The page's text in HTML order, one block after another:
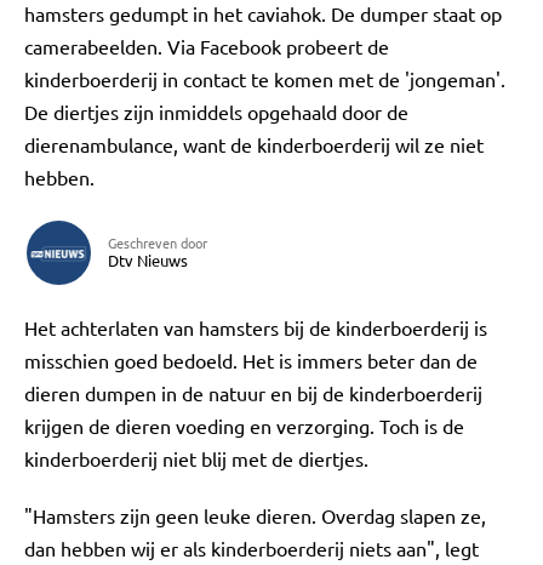
hamsters gedumpt in het caviahok. De dumper staat op
camerabeelden. Via Facebook probeert de
kinderboerderij in contact te komen met de 'jongeman'.
De diertjes zijn inmiddels opgehaald door de
dierenambulance, want de kinderboerderij wil ze niet
hebben.
Geschreven door
Dtv Nieuws
Het achterlaten van hamsters bij de kinderboerderij is
misschien goed bedoeld. Het is immers beter dan de
dieren dumpen in de natuur en bij de kinderboerderij
krijgen de dieren voeding en verzorging. Toch is de
kinderboerderij niet blij met de diertjes.
"Hamsters zijn geen leuke dieren. Overdag slapen ze,
dan hebben wij er als kinderboerderij niets aan", legt